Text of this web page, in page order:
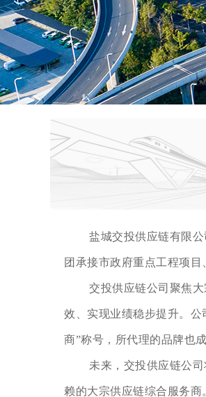
盐城交投供应链有限
团承接市政府重点工程项目
交投供应链公司聚焦
效、实现业绩稳步提升。
商”称号，所代理的品牌也
未来，交投供应链公
赖的大宗供应链综合服务商